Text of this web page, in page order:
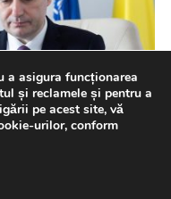
Moody’s
a asigura funcționarea
și reclamele și pentru a
pe acest site, vă
urilor, conform